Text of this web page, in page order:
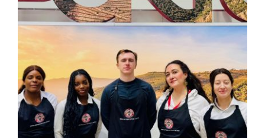
ProWein Düsseldorf, Opal
Publicicade